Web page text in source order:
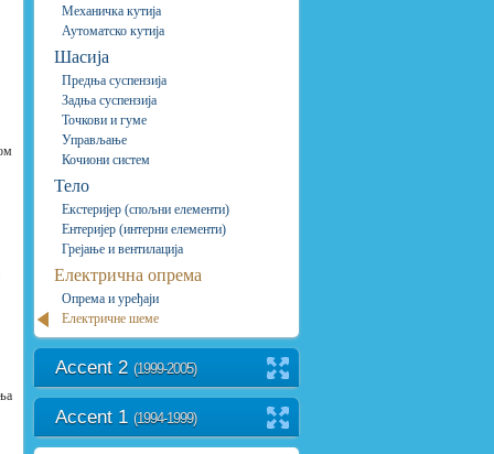
Механичка кутија
Аутоматско кутија
Шасија
Предња суспензија
Задња суспензија
Точкови и гуме
Управљање
Кочиони систем
Тело
Екстеријер (спољни елементи)
Ентеријер (интерни елементи)
Грејање и вентилација
Електрична опрема
Опрема и уређаји
Електричне шеме
Accent 2 (1999-2005)
Accent 1 (1994-1999)